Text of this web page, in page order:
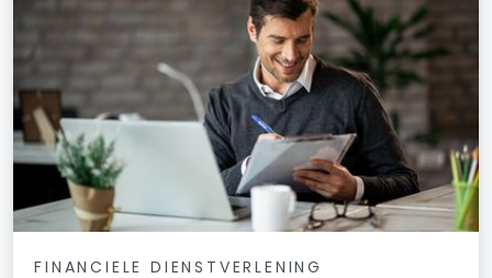
FINANCIELE DIENSTVERLENING